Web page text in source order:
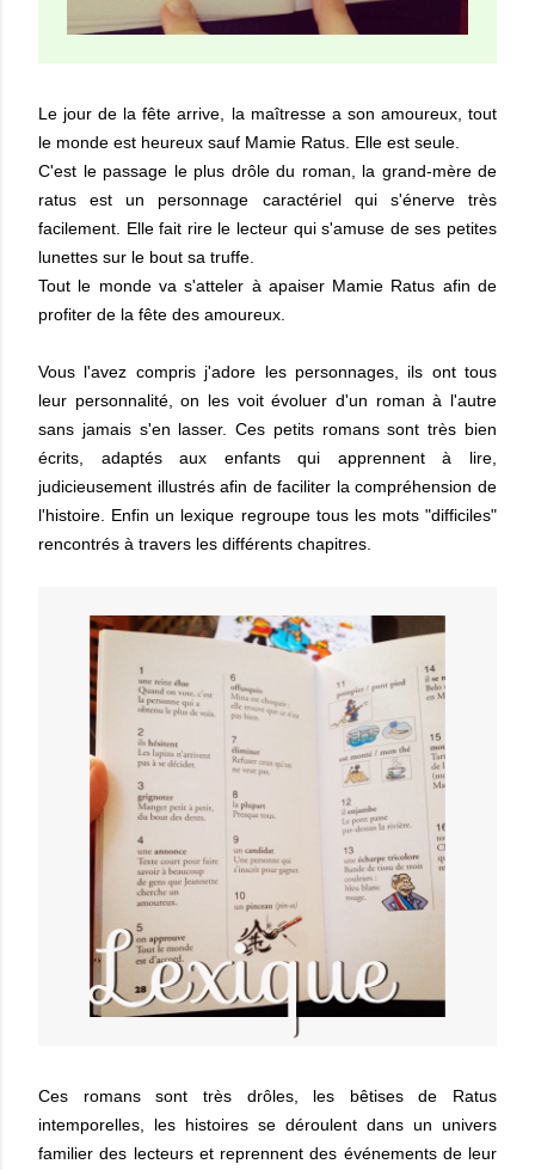
Le jour de la fête arrive, la maîtresse a son amoureux, tout
le monde est heureux sauf Mamie Ratus. Elle est seule.
C'est le passage le plus drôle du roman, la grand-mère de
ratus est un personnage caractériel qui s'énerve très
facilement. Elle fait rire le lecteur qui s'amuse de ses petites
lunettes sur le bout sa truffe.
Tout le monde va s'atteler à apaiser Mamie Ratus afin de
profiter de la fête des amoureux.
Vous l'avez compris j'adore les personnages, ils ont tous
leur personnalité, on les voit évoluer d'un roman à l'autre
sans jamais s'en lasser. Ces petits romans sont très bien
écrits, adaptés aux enfants qui apprennent à lire,
judicieusement illustrés afin de faciliter la compréhension de
l'histoire. Enfin un lexique regroupe tous les mots "difficiles"
rencontrés à travers les différents chapitres.
Ces romans sont très drôles, les bêtises de Ratus
intemporelles, les histoires se déroulent dans un univers
familier des lecteurs et reprennent des événements de leur